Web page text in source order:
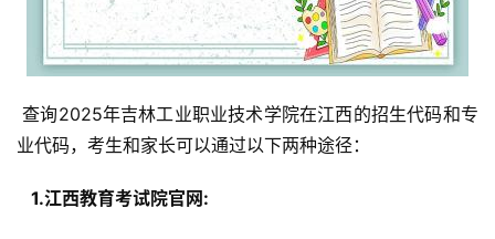
查询2025年吉林工业职业技术学院在江西的招生代码和专
业代码，考生和家长可以通过以下两种途径：
  1.江西教育考试院官网: